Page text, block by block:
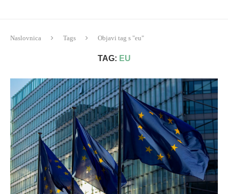
Naslovnica Tags Objavi tag s "eu"
TAG: EU